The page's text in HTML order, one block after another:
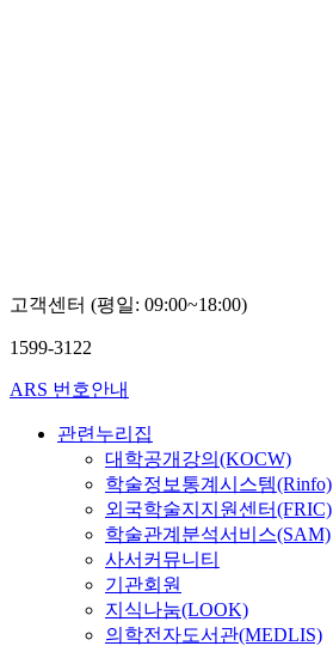
고객센터 (평일: 09:00~18:00)
1599-3122
ARS 번호안내
관련누리집
대학공개강의(KOCW)
학술정보통계시스템(Rinfo)
외국학술지지원센터(FRIC)
학술관계분석서비스(SAM)
사서커뮤니티
기관회원
지식나눔(LOOK)
의학전자도서관(MEDLIS)